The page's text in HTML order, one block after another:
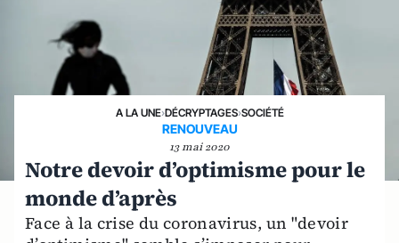
A LA UNE›DÉCRYPTAGES›SOCIÉTÉ
RENOUVEAU
13 mai 2020
Notre devoir d’optimisme pour le
monde d’après
Face à la crise du coronavirus, un "devoir